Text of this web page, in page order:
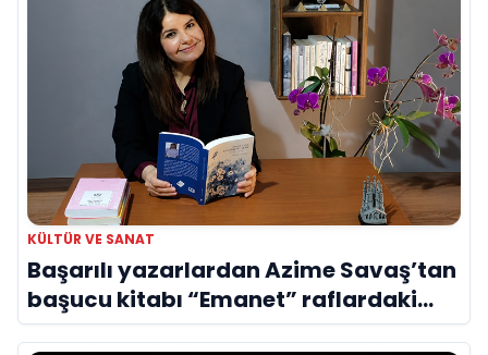
KÜLTÜR VE SANAT
Başarılı yazarlardan Azime Savaş’tan
başucu kitabı “Emanet” raflardaki
yerini aldı